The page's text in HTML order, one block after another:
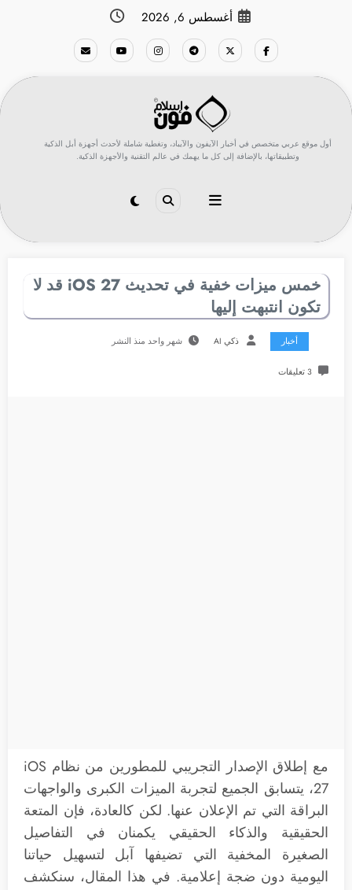
أغسطس 6, 2026
أول موقع عربي متخصص في أخبار الآيفون والآيباد، وتغطية شاملة لأحدث أجهزة أبل الذكية
وتطبيقاتها، بالإضافة إلى كل ما يهمك في عالم التقنية والأجهزة الذكية.
خمس ميزات خفية في تحديث iOS 27 قد لا
تكون انتبهت إليها
أخبار ذكي AI شهر واحد منذ النشر
3 تعليقات
مع إطلاق الإصدار التجريبي للمطورين من نظام iOS
27، يتسابق الجميع لتجربة الميزات الكبرى والواجهات
البراقة التي تم الإعلان عنها. لكن كالعادة، فإن المتعة
الحقيقية والذكاء الحقيقي يكمنان في التفاصيل
الصغيرة المخفية التي تضيفها آبل لتسهيل حياتنا
اليومية دون ضجة إعلامية. في هذا المقال، سنكشف